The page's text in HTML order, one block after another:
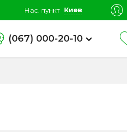
Нас. пункт Киев
(067) 000-20-10